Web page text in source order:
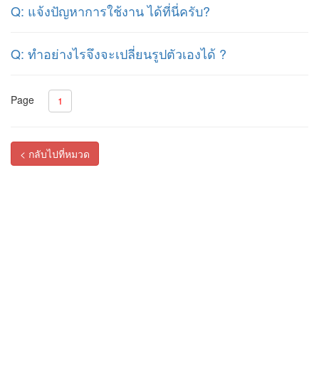
Q: แจ้งปัญหาการใช้งาน ได้ที่นี่ครับ?
Q: ทำอย่างไรจึงจะเปลี่ยนรูปตัวเองได้ ?
Page 1
< กลับไปที่หมวด